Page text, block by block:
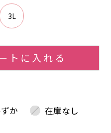
3L
トに入れる
か 在庫なし